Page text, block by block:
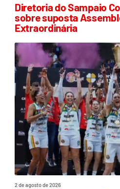
Diretoria do Sampaio
sobre suposta
Extraordinária
2 de agosto de 2026